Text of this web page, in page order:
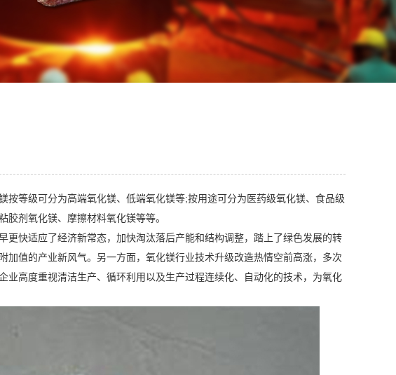
按等级可分为高端氧化镁、低端氧化镁等;按用途可分为医药级氧化镁、食品级
剂氧化镁、摩擦材料氧化镁等等。
更快适应了经济新常态，加快淘汰落后产能和结构调整，踏上了绿色发展的转
加值的产业新风气。另一方面，氧化镁行业技术升级改造热情空前高涨，多次
业高度重视清洁生产、循环利用以及生产过程连续化、自动化的技术，为氧化